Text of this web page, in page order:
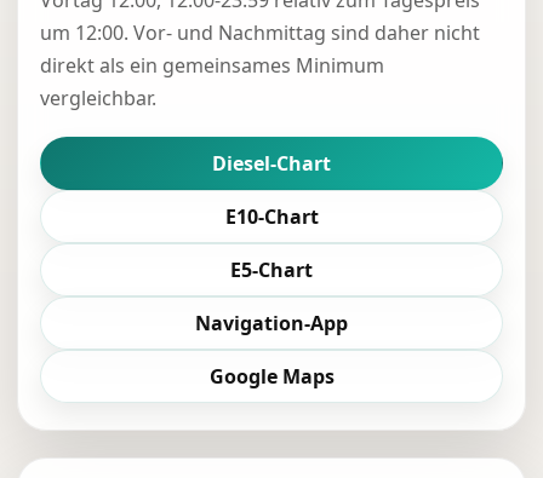
um 12:00. Vor- und Nachmittag sind daher nicht
direkt als ein gemeinsames Minimum
vergleichbar.
Diesel-Chart
E10-Chart
E5-Chart
Navigation-App
Google Maps